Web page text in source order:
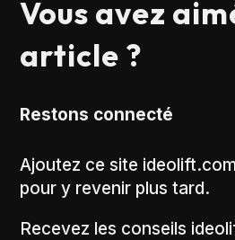
Vous avez
article ?
Restons connecté
Ajoutez ce site
pour y revenir plus tard.
Recevez les conseils